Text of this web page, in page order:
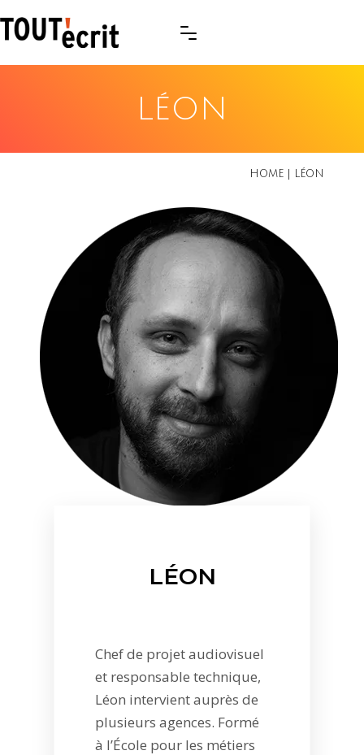
LÉON
HOME LÉON
LÉON
Chef de projet audiovisuel
et responsable technique,
Léon intervient auprès de
plusieurs agences. Formé
à l’École pour les métiers